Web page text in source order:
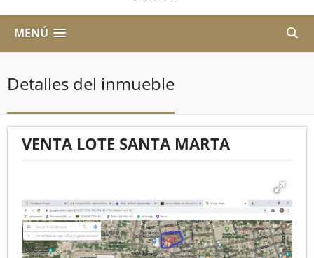
MENÚ
Detalles del inmueble
VENTA LOTE SANTA MARTA